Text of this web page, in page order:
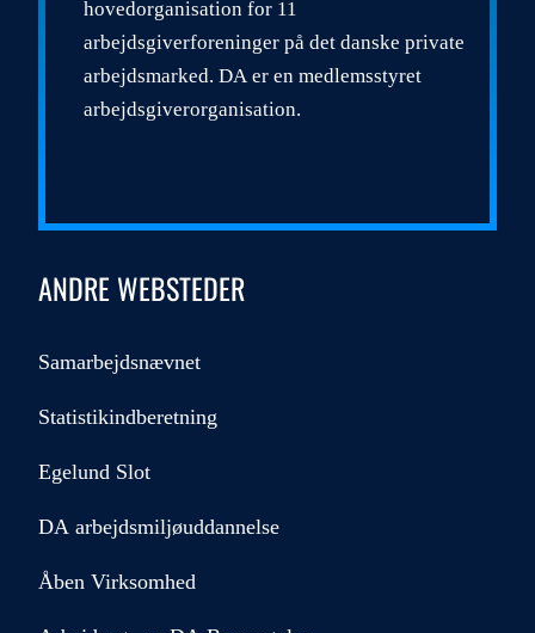
hovedorganisation for 11
arbejdsgiverforeninger på det danske private
arbejdsmarked. DA er en medlemsstyret
arbejdsgiverorganisation.
ANDRE WEBSTEDER
Samarbejdsnævnet
Statistikindberetning
Egelund Slot
DA arbejdsmiljøuddannelse
Åben Virksomhed